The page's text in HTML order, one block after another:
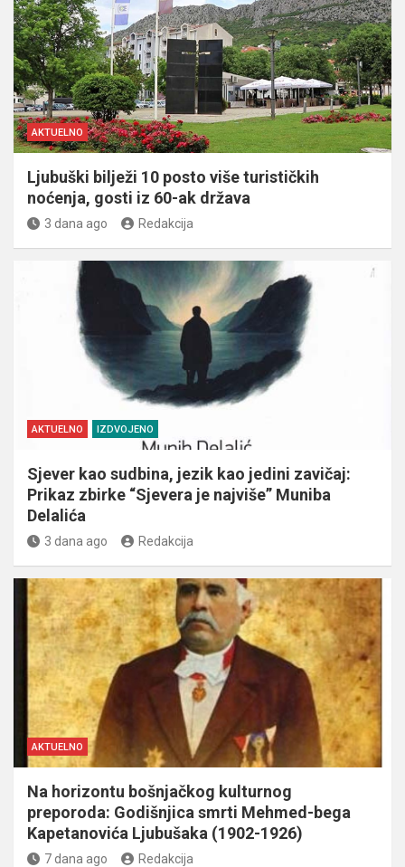
AKTUELNO
Ljubuški bilježi 10 posto više turističkih
noćenja, gosti iz 60-ak država
3 dana ago Redakcija
AKTUELNO IZDVOJENO
Sjever kao sudbina, jezik kao jedini zavičaj:
Prikaz zbirke “Sjevera je najviše” Muniba
Delalića
3 dana ago Redakcija
AKTUELNO
Na horizontu bošnjačkog kulturnog
preporoda: Godišnjica smrti Mehmed-bega
Kapetanovića Ljubušaka (1902-1926)
7 dana ago Redakcija